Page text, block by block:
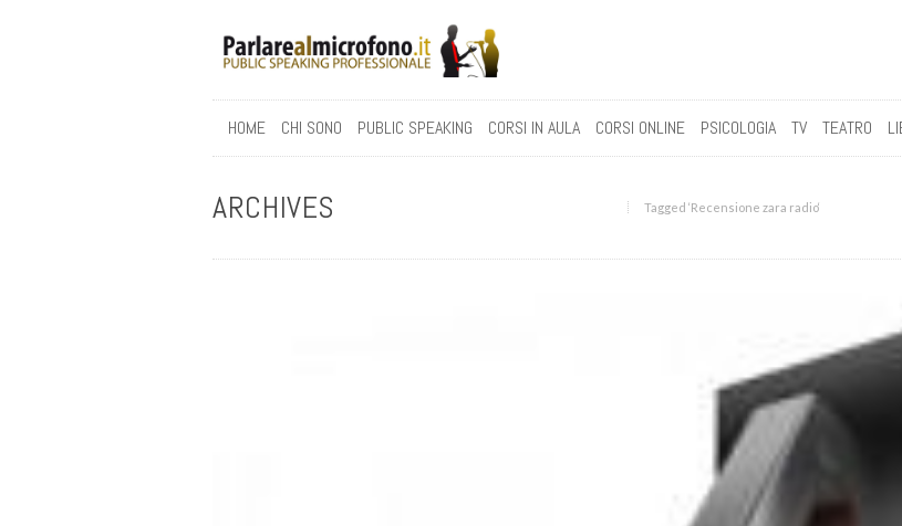
HOME CHI SONO PUBLIC SPEAKING CORSI IN AULA CORSI ONLINE PSICOLOGIA TV TEATRO
ARCHIVES Tagged ‘Recensione zara radio‘